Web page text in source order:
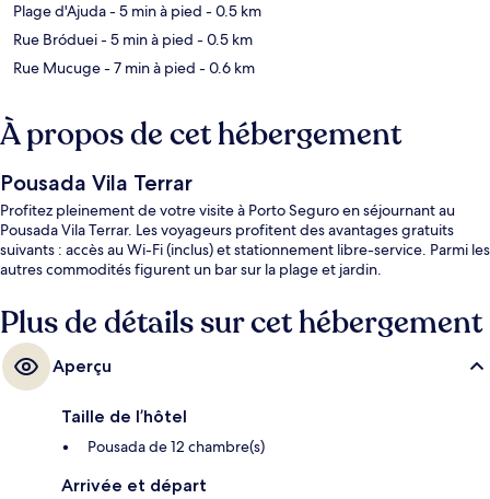
Plage d'Ajuda- 5 min à pied - 0.5 km
Rue Bróduei- 5 min à pied - 0.5 km
Rue Mucuge- 7 min à pied - 0.6 km
À propos de cet hébergement
Pousada Vila Terrar
Profitez pleinement de votre visite à Porto Seguro en séjournant au
Pousada Vila Terrar. Les voyageurs profitent des avantages gratuits
suivants : accès au Wi-Fi (inclus) et stationnement libre-service. Parmi les
autres commodités figurent un bar sur la plage et jardin.
Plus de détails sur cet hébergement
Aperçu
Taille de l’hôtel
Pousada de 12 chambre(s)
Arrivée et départ